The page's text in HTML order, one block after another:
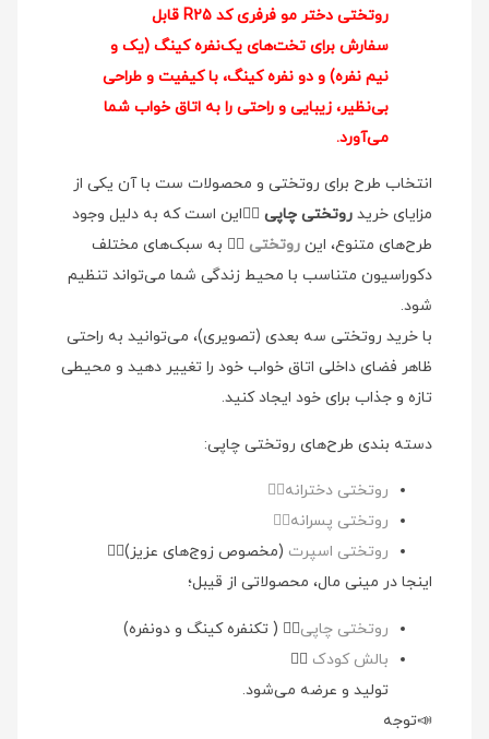
روتختی دختر مو فرفری کد R25 قابل
سفارش برای تخت‌های یک‌نفره کینگ (یک و
نیم نفره) و دو نفره کینگ، با کیفیت و طراحی
بی‌نظیر، زیبایی و راحتی را به اتاق خواب شما
می‌آورد.
انتخاب طرح برای روتختی و محصولات ست با آن یکی از
مزایای خرید روتختی چاپی 👉🏻این است که به دلیل وجود
طرح‌های متنوع، این روتختی 👉🏻 به سبک‌های مختلف
دکوراسیون متناسب با محیط زندگی شما می‌تواند تنظیم
شود.
با خرید روتختی سه بعدی (تصویری)، می‌توانید به راحتی
ظاهر فضای داخلی اتاق خواب خود را تغییر دهید و محیطی
تازه و جذاب برای خود ایجاد کنید.
دسته بندی طرح‌های روتختی چاپی:
روتختی دخترانه👉🏻
روتختی پسرانه👉🏻
روتختی اسپرت (مخصوص زوج‌های عزیز)👉🏻
اینجا در مینی مال، محصولاتی از قیبل؛
روتختی چاپی👉🏻 ( تکنفره کینگ و دونفره)
بالش کودک 👉🏻
تولید و عرضه می‌شود.
📣توجه